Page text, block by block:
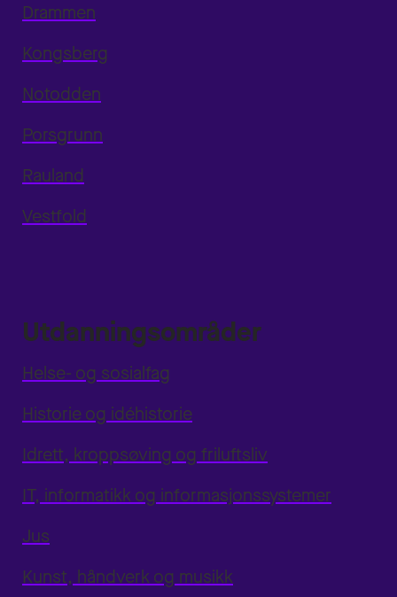
Drammen
Kongsberg
Notodden
Porsgrunn
Rauland
Vestfold
Utdanningsområder
Helse- og sosialfag
Historie og idéhistorie
Idrett, kroppsøving og friluftsliv
IT, informatikk og informasjonssystemer
Jus
Kunst, håndverk og musikk